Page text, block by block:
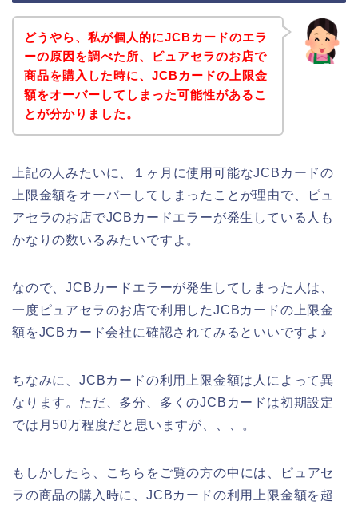
どうやら、私が個人的にJCBカードのエラ
ーの原因を調べた所、ピュアセラのお店で
商品を購入した時に、JCBカードの上限金
額をオーバーしてしまった可能性があるこ
とが分かりました。
上記の人みたいに、１ヶ月に使用可能なJCBカードの
上限金額をオーバーしてしまったことが理由で、ピュ
アセラのお店でJCBカードエラーが発生している人も
かなりの数いるみたいですよ。
なので、JCBカードエラーが発生してしまった人は、
一度ピュアセラのお店で利用したJCBカードの上限金
額をJCBカード会社に確認されてみるといいですよ♪
ちなみに、JCBカードの利用上限金額は人によって異
なります。ただ、多分、多くのJCBカードは初期設定
では月50万程度だと思いますが、、、。
もしかしたら、こちらをご覧の方の中には、ピュアセ
ラの商品の購入時に、JCBカードの利用上限金額を超